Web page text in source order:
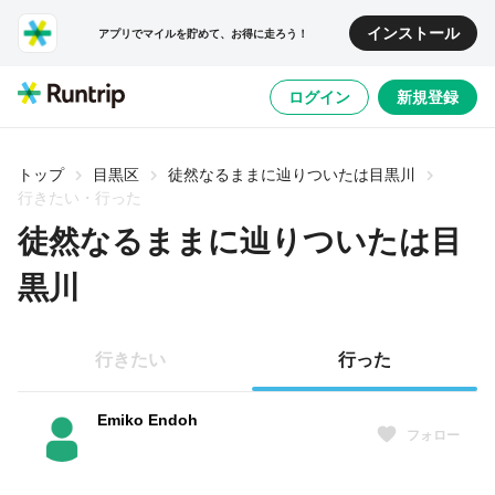
アプリでマイルを貯めて、お得に走ろう！ インストール
ログイン 新規登録
トップ 目黒区
徒然なるままに辿りついたは目黒川
行きたい・行った
徒然なるままに辿りついたは目
黒川
行きたい 行った
Emiko Endoh
フォロー